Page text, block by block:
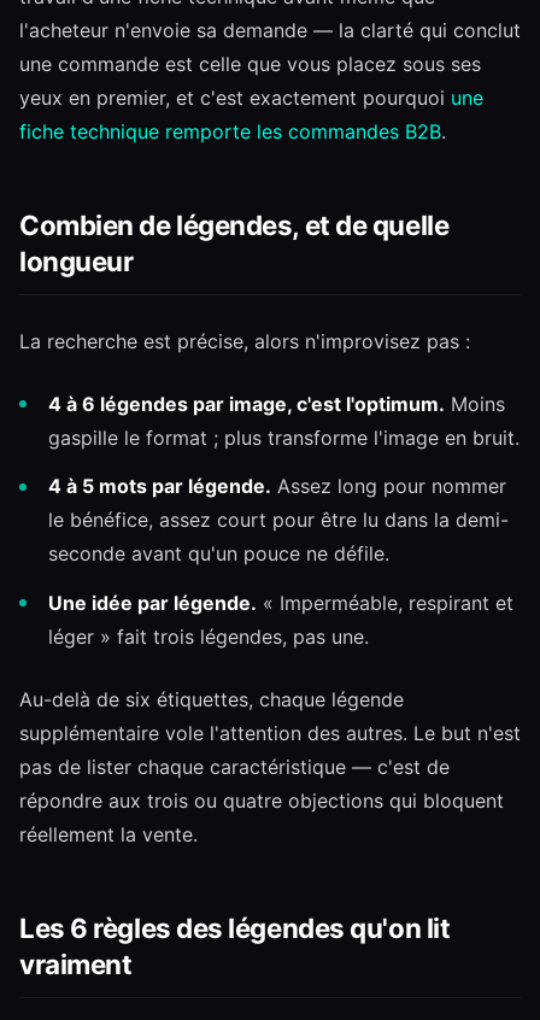
l'acheteur n'envoie sa demande — la clarté qui conclut
une commande est celle que vous placez sous ses
yeux en premier, et c'est exactement pourquoi une
fiche technique remporte les commandes B2B.
Combien de légendes, et de quelle
longueur
La recherche est précise, alors n'improvisez pas :
4 à 6 légendes par image, c'est l'optimum. Moins
gaspille le format ; plus transforme l'image en bruit.
4 à 5 mots par légende. Assez long pour nommer
le bénéfice, assez court pour être lu dans la demi-
seconde avant qu'un pouce ne défile.
Une idée par légende. « Imperméable, respirant et
léger » fait trois légendes, pas une.
Au-delà de six étiquettes, chaque légende
supplémentaire vole l'attention des autres. Le but n'est
pas de lister chaque caractéristique — c'est de
répondre aux trois ou quatre objections qui bloquent
réellement la vente.
Les 6 règles des légendes qu'on lit
vraiment